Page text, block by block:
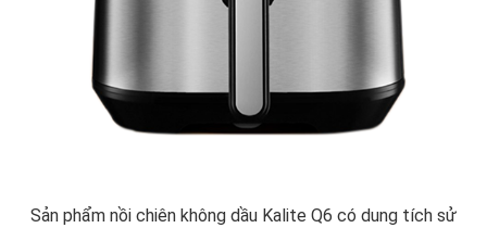
Sản phẩm nồi chiên không dầu Kalite Q6 có dung tích sử